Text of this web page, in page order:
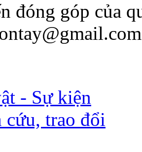
đóng góp của
- Sự kiện
cứu, trao đổi